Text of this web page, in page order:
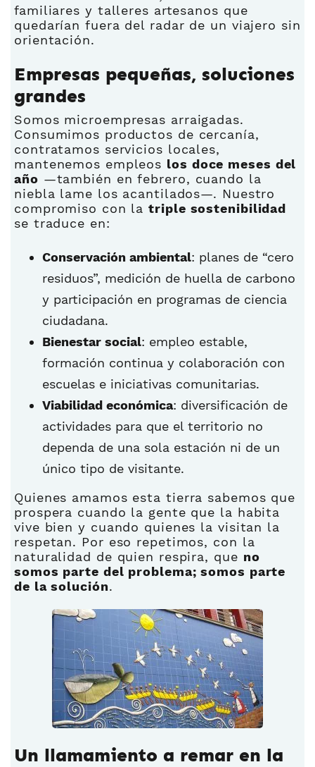
familiares y talleres artesanos que
quedarían fuera del radar de un viajero sin
orientación.
Empresas pequeñas, soluciones
grandes
Somos microempresas arraigadas.
Consumimos productos de cercanía,
contratamos servicios locales,
mantenemos empleos los doce meses del
año —también en febrero, cuando la
niebla lame los acantilados—. Nuestro
compromiso con latriple sostenibilidad
se traduce en:
Conservación ambiental: planes de “cero
residuos”, medición de huella de carbono
y participación en programas de ciencia
ciudadana.
Bienestar social: empleo estable,
formación continua y colaboración con
escuelas e iniciativas comunitarias.
Viabilidad económica: diversificación de
actividades para que el territorio no
dependa de una sola estación ni de un
único tipo de visitante.
Quienes amamos esta tierra sabemos que
prospera cuando la gente que la habita
vive bien y cuando quienes la visitan la
respetan. Por eso repetimos, con la
naturalidad de quien respira, que no
somos parte del problema; somos parte
de la solución.
Un llamamiento a remar en la